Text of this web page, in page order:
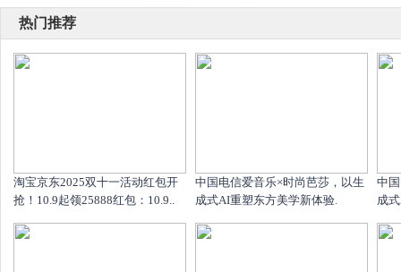
热门推荐
淘宝京东2025双十一活动红包开
抢！10.9起领25888红包：10.9..
中国电信爱音乐×时尚芭莎，以生
成式AI重塑东方美学新体验.
中
成